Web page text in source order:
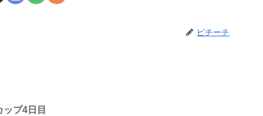
ピチーチ
プ4日目